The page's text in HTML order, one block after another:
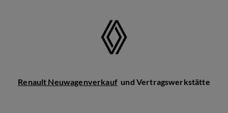
Renault Neuwagenverkauf und Vertragswerkstätte